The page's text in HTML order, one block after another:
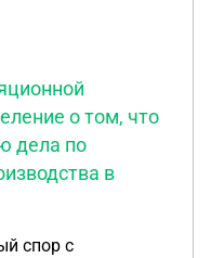
суда не
о том, что
дела по
в
спор с